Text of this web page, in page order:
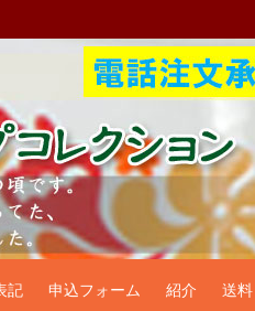
活雑貨通販
記 申込フォーム 紹介 送料